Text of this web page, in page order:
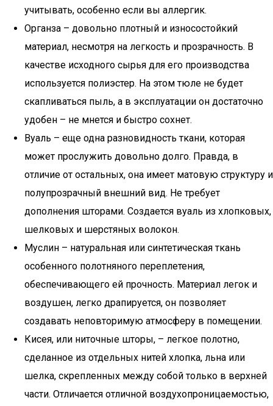
учитывать, особенно если вы аллергик.
Органза – довольно плотный и износостойкий
материал, несмотря на легкость и прозрачность. В
качестве исходного сырья для его производства
используется полиэстер. На этом тюле не будет
скапливаться пыль, а в эксплуатации он достаточно
удобен – не мнется и быстро сохнет.
Вуаль – еще одна разновидность ткани, которая
может прослужить довольно долго. Правда, в
отличие от остальных, она имеет матовую структуру и
полупрозрачный внешний вид. Не требует
дополнения шторами. Создается вуаль из хлопковых,
шелковых и шерстяных волокон.
Муслин – натуральная или синтетическая ткань
особенного полотняного переплетения,
обеспечивающего ей прочность. Материал легок и
воздушен, легко драпируется, он позволяет
создавать неповторимую атмосферу в помещении.
Кисея, или ниточные шторы, – легкое полотно,
сделанное из отдельных нитей хлопка, льна или
шелка, скрепленных между собой только в верхней
части. Отличается отличной воздухопроницаемостью,